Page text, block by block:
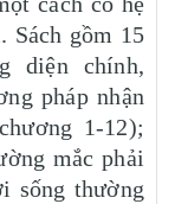
Sách gồm 15
diện chính,
pháp nhận
1-12);
mắc phải
sống thường